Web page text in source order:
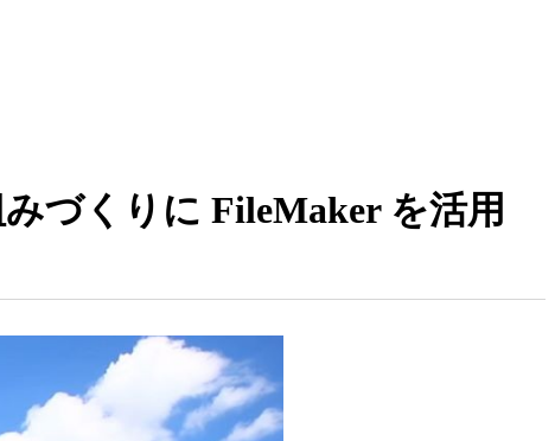
づくりに FileMaker を活用